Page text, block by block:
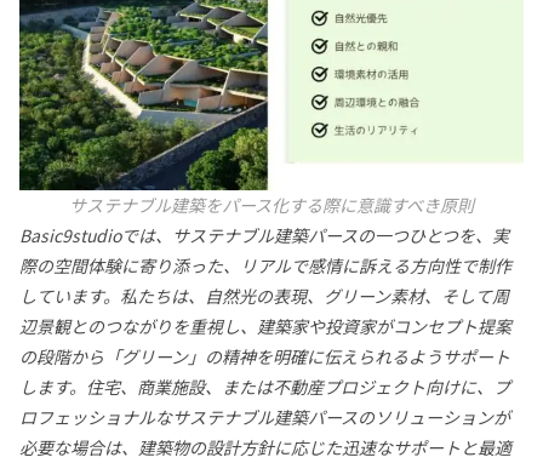
サステナブル建築をパース化する際に意識すべき原則
Basic9studioでは、サステナブル建築パースの一つひとつを、実
際の空間体験に寄り添った、リアルで感情に訴える方向性で制作
しています。私たちは、自然光の表現、グリーン素材、そして周
辺景観とのつながりを重視し、建築家や投資家がコンセプト提案
の段階から「グリーン」の精神を明確に伝えられるようサポート
します。住宅、商業施設、または不動産プロジェクト向けに、プ
ロフェッショナルなサステナブル建築パースのソリューションが
必要な場合は、建築物の設計方針に応じた迅速なサポートと最適